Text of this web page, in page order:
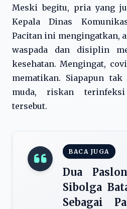
Meski begitu, pria yang
Kepala Dinas
Pacitan ini mengingatkan,
waspada dan disiplin
kesehatan. Mengingat,
mematikan. Siapapun
muda, riskan terinfeksi
tersebut.
BACA JUGA
Dua
Sibolga
Sebagai